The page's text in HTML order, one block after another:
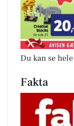
Du kan se hele
Fakta